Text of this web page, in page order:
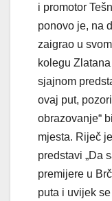
i promotor
ponovo je, na
zaigrao u
kolegu
sjajnom
ovaj put,
obrazovanje“
mjesta. Riječ
predstavi „Da
premijere u
puta i uvijek